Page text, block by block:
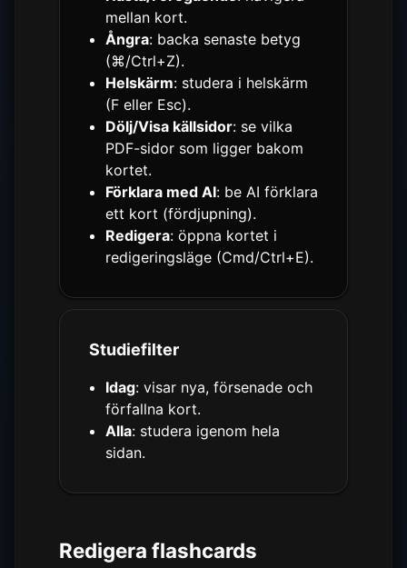
mellan kort.
Ångra: backa senaste betyg
(⌘/Ctrl+Z).
Helskärm: studera i helskärm
(F eller Esc).
Dölj/Visa källsidor: se vilka
PDF-sidor som ligger bakom
kortet.
Förklara med AI: be AI förklara
ett kort (fördjupning).
Redigera: öppna kortet i
redigeringsläge (Cmd/Ctrl+E).
Studiefilter
Idag: visar nya, försenade och
förfallna kort.
Alla: studera igenom hela
sidan.
Redigera flashcards